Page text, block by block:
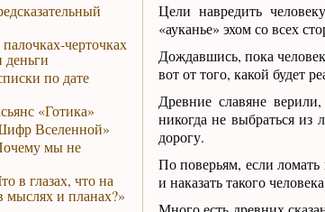
черточках
деньги
по дате
«Готика»
Вселенной»
мы не
в глазах, что на
мыслях и планах?»
Цели навредить
«ауканье» эхом со всех
Дождавшись, пока
вот от того, какой будет
Древние славяне
никогда не выбраться из
дорогу.
По поверьям, если ломать
и наказать такого